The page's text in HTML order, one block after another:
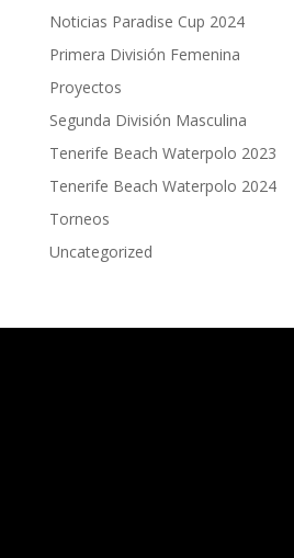
Noticias Paradise Cup 2024
Primera División Femenina
Proyectos
Segunda División Masculina
Tenerife Beach Waterpolo 2023
Tenerife Beach Waterpolo 2024
Torneos
Uncategorized